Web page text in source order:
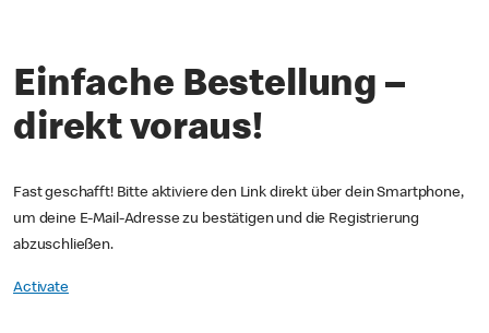
Einfache Bestellung –
direkt voraus!
Fast geschafft! Bitte aktiviere den Link direkt über dein Smartphone,
um deine E-Mail-Adresse zu bestätigen und die Registrierung
abzuschließen.
Activate